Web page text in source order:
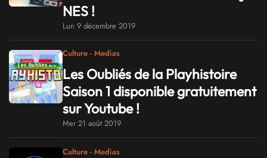
NES !
Lun 9 décembre 2019
Culture - Medias
Les Oubliés de la Playhistoire
Saison 1 disponible gratuitement
sur Youtube !
Mer 21 août 2019
Culture - Medias